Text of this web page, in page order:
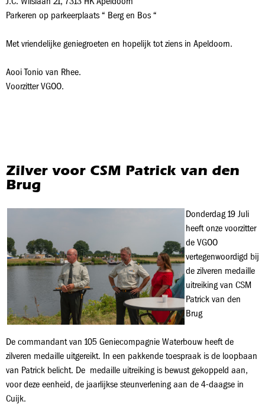
Parkeren op parkeerplaats “ Berg en Bos “
Met vriendelijke geniegroeten en hopelijk tot ziens in Apeldoorn.
Aooi Tonio van Rhee.
Voorzitter VGOO.
Zilver voor CSM Patrick van den
Brug
Donderdag 19 Juli
heeft onze voorzitter
de VGOO
vertegenwoordigd bij
de zilveren medaille
uitreiking van CSM
Patrick van den
Brug
De commandant van 105 Geniecompagnie Waterbouw heeft de
zilveren medaille uitgereikt. In een pakkende toespraak is de loopbaan
van Patrick belicht. De medaille uitreiking is bewust gekoppeld aan,
voor deze eenheid, de jaarlijkse steunverlening aan de 4-daagse in
Cuijk.